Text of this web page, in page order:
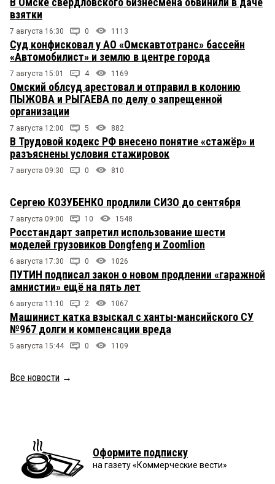
взятки
7 августа 16:30 0 1113
Суд конфисковал у АО «Омскавтотранс» бассейн
«Автомобилист» и землю в центре города
7 августа 15:01 4 1169
Омский облсуд арестовал и отправил в колонию
ПЫЖОВА и РЫГАЕВА по делу о запрещенной
организации
7 августа 12:00 5 882
В Трудовой кодекс РФ внесено понятие «стажёр» и
разъяснены условия стажировок
7 августа 09:30 0 810
Сергею КОЗУБЕНКО продлили СИЗО до сентября
7 августа 09:00 10 1548
Росстандарт запретил использование шести
моделей грузовиков Dongfeng и Zoomlion
6 августа 17:30 0 1026
ПУТИН подписал закон о новом продлении «гаражной
амнистии» ещё на пять лет
6 августа 11:10 2 1067
Машинист катка взыскал с ханты-мансийского СУ
№967 долги и компенсации вреда
5 августа 15:44 0 1109
Все новости →
Оформите подписку
на газету «Коммерческие вести»